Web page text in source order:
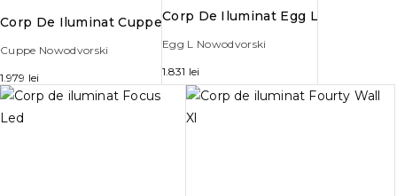
Corp De Iluminat Cuppe
Cuppe Nowodvorski
1.979 lei
Corp De Iluminat Egg L
Egg L Nowodvorski
1.831 lei